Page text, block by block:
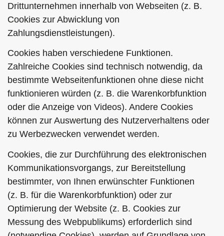
Drittunternehmen innerhalb von Webseiten (z. B.
Cookies zur Abwicklung von
Zahlungsdienstleistungen).
Cookies haben verschiedene Funktionen.
Zahlreiche Cookies sind technisch notwendig, da
bestimmte Webseitenfunktionen ohne diese nicht
funktionieren würden (z. B. die Warenkorbfunktion
oder die Anzeige von Videos). Andere Cookies
können zur Auswertung des Nutzerverhaltens oder
zu Werbezwecken verwendet werden.
Cookies, die zur Durchführung des elektronischen
Kommunikationsvorgangs, zur Bereitstellung
bestimmter, von Ihnen erwünschter Funktionen
(z. B. für die Warenkorbfunktion) oder zur
Optimierung der Website (z. B. Cookies zur
Messung des Webpublikums) erforderlich sind